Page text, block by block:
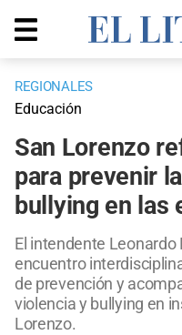
REGIONALES
Educación
San Lorenzo
para prevenir
bullying en las
El intendente
encuentro
de prevención y
violencia y bullying en
Lorenzo.